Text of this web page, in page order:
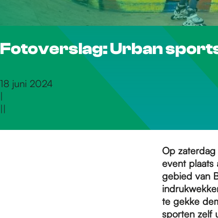
Fotoverslag: Urban
18 juni 2024
|
||
Op
event plaats
gebied van
te gekke
sporten zelf